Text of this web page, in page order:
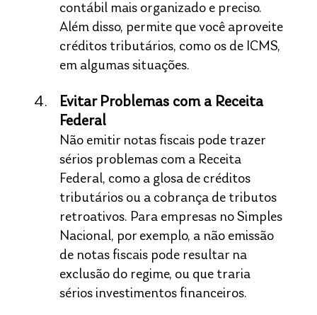
contábil mais organizado e preciso.
Além disso, permite que você aproveite
créditos tributários, como os de ICMS,
em algumas situações.
Evitar Problemas com a Receita
Federal
Não emitir notas fiscais pode trazer
sérios problemas com a Receita
Federal, como a glosa de créditos
tributários ou a cobrança de tributos
retroativos. Para empresas no Simples
Nacional, por exemplo, a não emissão
de notas fiscais pode resultar na
exclusão do regime, ou que traria
sérios investimentos financeiros.